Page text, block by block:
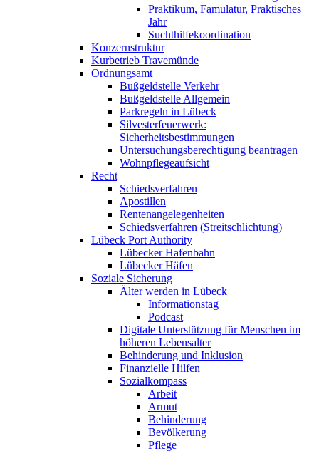
Praktikum, Famulatur, Praktisches
Jahr
Suchthilfekoordination
Konzernstruktur
Kurbetrieb Travemünde
Ordnungsamt
Bußgeldstelle Verkehr
Bußgeldstelle Allgemein
Parkregeln in Lübeck
Silvesterfeuerwerk:
Sicherheitsbestimmungen
Untersuchungsberechtigung beantragen
Wohnpflegeaufsicht
Recht
Schiedsverfahren
Apostillen
Rentenangelegenheiten
Schiedsverfahren (Streitschlichtung)
Lübeck Port Authority
Lübecker Hafenbahn
Lübecker Häfen
Soziale Sicherung
Älter werden in Lübeck
Informationstag
Podcast
Digitale Unterstützung für Menschen im
höheren Lebensalter
Behinderung und Inklusion
Finanzielle Hilfen
Sozialkompass
Arbeit
Armut
Behinderung
Bevölkerung
Pflege